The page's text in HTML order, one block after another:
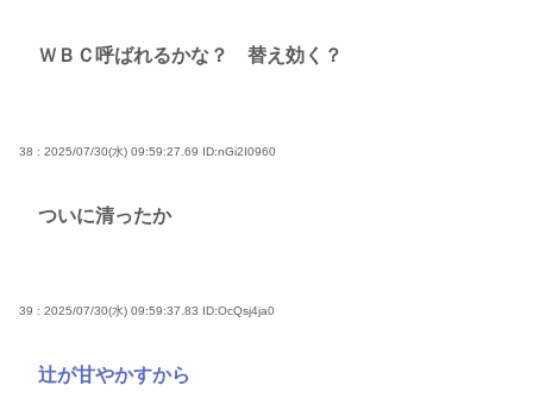
ＷＢＣ呼ばれるかな？ 替え効く？
38 : 2025/07/30(水) 09:59:27.69 ID:nGi2I0960
ついに清ったか
39 : 2025/07/30(水) 09:59:37.83 ID:OcQsj4ja0
辻が甘やかすから